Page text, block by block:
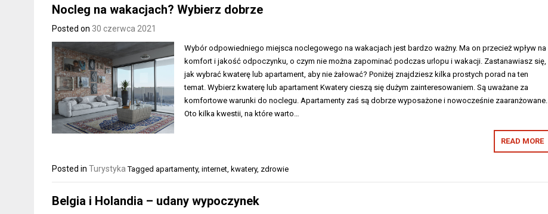
Nocleg na wakacjach? Wybierz dobrze
Posted on 30 czerwca 2021
Wybór odpowiedniego miejsca noclegowego na wakacjach jest bardzo ważny. Ma on przecież wpływ na
komfort i jakość odpoczynku, o czym nie można zapominać podczas urlopu i wakacji. Zastanawiasz się,
jak wybrać kwaterę lub apartament, aby nie żałować? Poniżej znajdziesz kilka prostych porad na ten
temat. Wybierz kwaterę lub apartament Kwatery cieszą się dużym zainteresowaniem. Są uważane za
komfortowe warunki do noclegu. Apartamenty zaś są dobrze wyposażone i nowocześnie zaaranżowane.
Oto kilka kwestii, na które warto…
READ MORE
Posted in Turystyka Tagged apartamenty, internet, kwatery, zdrowie
Belgia i Holandia – udany wypoczynek